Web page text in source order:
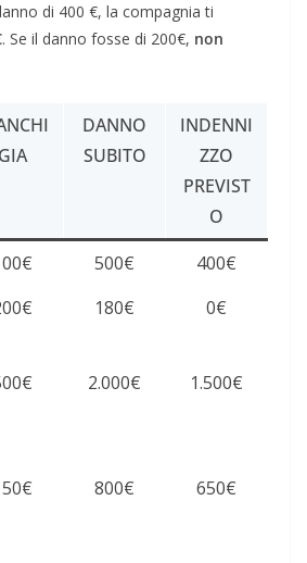
di 400 €, la compagnia ti
. Se il danno fosse di 200€, non
GIA
DANNO
SUBITO
INDENNI
ZZO
PREVIST
O
500€
400€
180€ 0€
2.000€ 1.500€
800€ 650€